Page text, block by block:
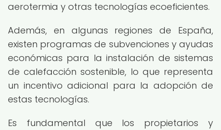
aerotermia y otras tecnologías ecoeficientes.
Además, en algunas regiones de España,
existen programas de subvenciones y ayudas
económicas para la instalación de sistemas
de calefacción sostenible, lo que representa
un incentivo adicional para la adopción de
estas tecnologías.
Es fundamental que los propietarios y